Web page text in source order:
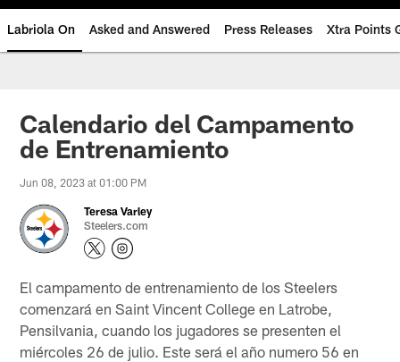
Labriola On Asked and Answered Press Releases Xtra Points
Calendario del Campamento
de Entrenamiento
Jun 08, 2023 at 01:00 PM
Teresa Varley
Steelers.com
El campamento de entrenamiento de los Steelers
comenzará en Saint Vincent College en Latrobe,
Pensilvania, cuando los jugadores se presenten el
miércoles 26 de julio. Este será el año numero 56 en